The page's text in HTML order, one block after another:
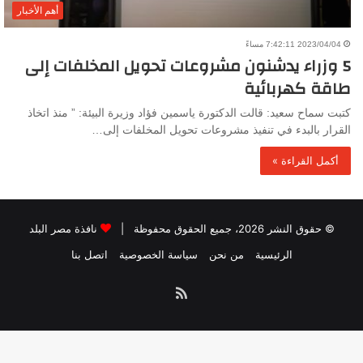
أهم الأخبار
2023/04/04 7:42:11 مساءً
5 وزراء يدشنون مشروعات تحويل المخلفات إلى
طاقة كهربائية
كتبت سماح سعيد: قالت الدكتورة ياسمين فؤاد وزيرة البيئة: ” منذ اتخاذ
القرار بالبدء في تنفيذ مشروعات تحويل المخلفات إلى…
أكمل القراءة »
© حقوق النشر 2026، جميع الحقوق محفوظة |
نافذة مصر البلد
الرئيسية
من نحن سياسة الخصوصية اتصل بنا
ملخص
الموقع